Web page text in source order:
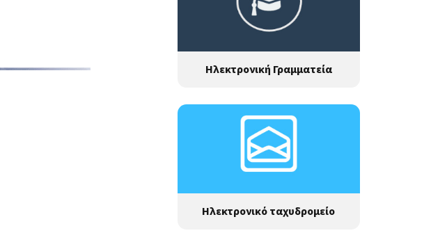
Ηλεκτρονική Γραμματεία
Ηλεκτρονικό ταχυδρομείο